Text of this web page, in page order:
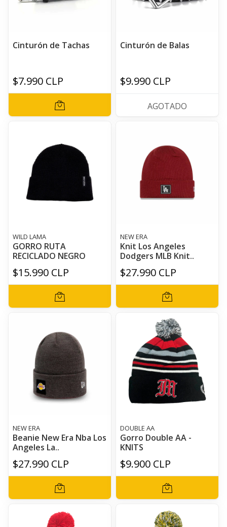
Cinturón de Tachas
$7.990 CLP
Cinturón de Balas
$9.990 CLP
AGOTADO
WILD LAMA
GORRO RUTA
RECICLADO NEGRO
$15.990 CLP
NEW ERA
Knit Los Angeles
Dodgers MLB Knit..
$27.990 CLP
NEW ERA
Beanie New Era Nba Los
Angeles La..
$27.990 CLP
DOUBLE AA
Gorro Double AA -
KNITS
$9.900 CLP